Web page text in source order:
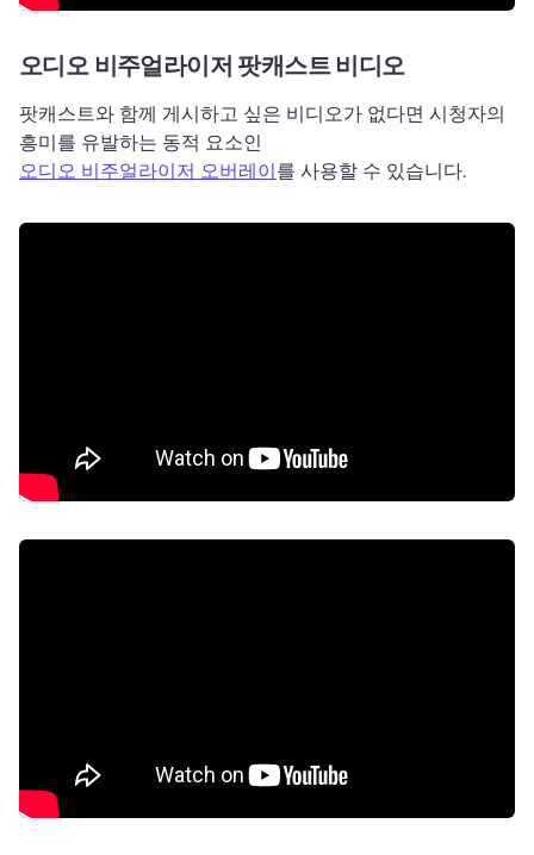
오디오 비주얼라이저 팟캐스트 비디오
팟캐스트와 함께 게시하고 싶은 비디오가 없다면 시청자의
흥미를 유발하는 동적 요소인
오디오 비주얼라이저 오버레이를 사용할 수 있습니다.